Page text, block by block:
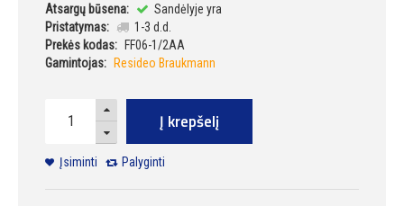
Atsargų būsena:
Sandėlyje yra
Pristatymas:
1-3 d.d.
Prekės kodas:
FF06-1/2AA
Gamintojas:
Resideo Braukmann
Į krepšelį
Įsiminti Palyginti